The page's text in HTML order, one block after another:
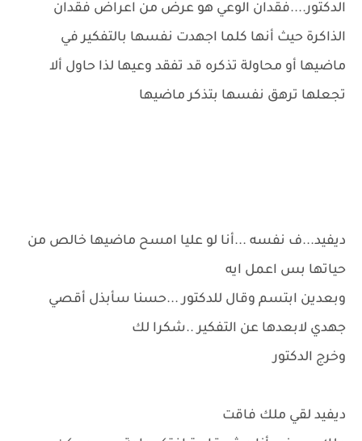
الدكتور....فقدان الوعي هو عرض من اعراض فقدان
الذاكرة حيث أنها كلما اجهدت نفسها بالتفكير في
ماضيها أو محاولة تذكره قد تفقد وعيها لذا حاول ألا
تجعلها ترهق نفسها بتذكر ماضيها
ديفيد...ف نفسه ...أنا لو عليا امسح ماضيها خالص من
حياتها بس اعمل ايه
وبعدين ابتسم وقال للدكتور ...حسنا سأبذل أقصي
جهدي لابعدها عن التفكير ..شكرا لك
وخرج الدكتور
ديفيد لقي ملك فاقت